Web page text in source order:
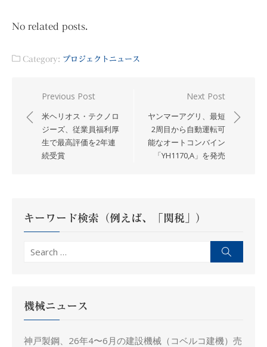
No related posts.
Category: プロジェクトニュース
稿
ョ
ン
Previous Post
米ヘリオス・テクノロ
ジーズ、従業員福利厚
生で最高評価を2年連
続受賞
Next Post
ヤンマーアグリ、最短
2周目から自動運転可
能なオートコンバイン
「YH1170,A」を発売
キーワード検索（例えば、「関税」）
Search
機械ニュース
神戸製鋼、26年4〜6月の建設機械（コベルコ建機）売